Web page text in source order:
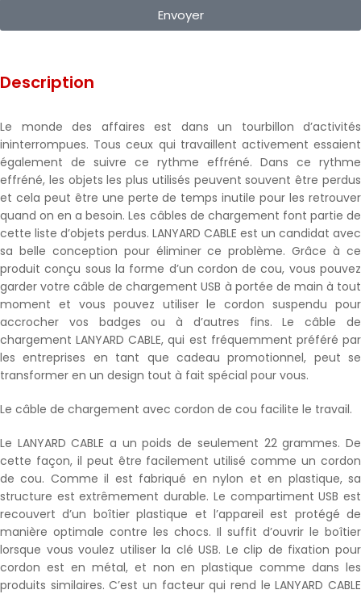
Envoyer
Description
Le monde des affaires est dans un tourbillon d’activités
ininterrompues. Tous ceux qui travaillent activement essaient
également de suivre ce rythme effréné. Dans ce rythme
effréné, les objets les plus utilisés peuvent souvent être perdus
et cela peut être une perte de temps inutile pour les retrouver
quand on en a besoin. Les câbles de chargement font partie de
cette liste d’objets perdus. LANYARD CABLE est un candidat avec
sa belle conception pour éliminer ce problème. Grâce à ce
produit conçu sous la forme d’un cordon de cou, vous pouvez
garder votre câble de chargement USB à portée de main à tout
moment et vous pouvez utiliser le cordon suspendu pour
accrocher vos badges ou à d’autres fins. Le câble de
chargement LANYARD CABLE, qui est fréquemment préféré par
les entreprises en tant que cadeau promotionnel, peut se
transformer en un design tout à fait spécial pour vous.
Le câble de chargement avec cordon de cou facilite le travail.
Le LANYARD CABLE a un poids de seulement 22 grammes. De
cette façon, il peut être facilement utilisé comme un cordon
de cou. Comme il est fabriqué en nylon et en plastique, sa
structure est extrêmement durable. Le compartiment USB est
recouvert d’un boîtier plastique et l’appareil est protégé de
manière optimale contre les chocs. Il suffit d’ouvrir le boîtier
lorsque vous voulez utiliser la clé USB. Le clip de fixation pour
cordon est en métal, et non en plastique comme dans les
produits similaires. C’est un facteur qui rend le LANYARD CABLE